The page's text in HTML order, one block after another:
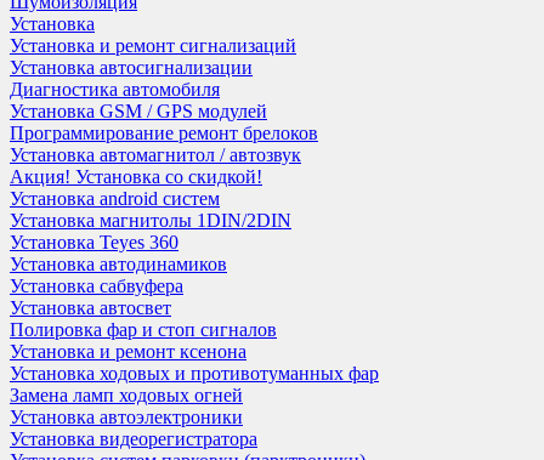
Установка
Установка и ремонт сигнализаций
Установка автосигнализации
Диагностика автомобиля
Установка GSM / GPS модулей
Программирование ремонт брелоков
Установка автомагнитол / автозвук
Акция! Установка со скидкой!
Установка android систем
Установка магнитолы 1DIN/2DIN
Установка Teyes 360
Установка автодинамиков
Установка сабвуфера
Установка автосвет
Полировка фар и стоп сигналов
Установка и ремонт ксенона
Установка ходовых и противотуманных фар
Замена ламп ходовых огней
Установка автоэлектроники
Установка видеорегистратора